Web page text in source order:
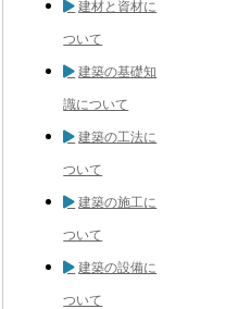
建材と資材に
ついて
建築の基礎知
識について
建築の工法に
ついて
建築の施工に
ついて
建築の設備に
ついて